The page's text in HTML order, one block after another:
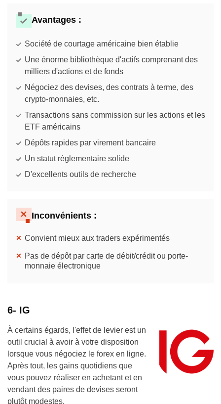
Avantages :
Société de courtage américaine bien établie
Une énorme bibliothèque d'actifs comprenant des
milliers d'actions et de fonds
Négociez des devises, des contrats à terme, des
crypto-monnaies, etc.
Transactions sans commission sur les actions et les
ETF américains
Dépôts rapides par virement bancaire
Un statut réglementaire solide
D'excellents outils de recherche
Inconvénients :
Convient mieux aux traders expérimentés
Pas de dépôt par carte de débit/crédit ou porte-
monnaie électronique
6- IG
À certains égards, l'effet de levier est un
outil crucial à avoir à votre disposition
lorsque vous négociez le forex en ligne.
Après tout, les gains quotidiens que
vous pouvez réaliser en achetant et en
vendant des paires de devises seront
plutôt modestes.